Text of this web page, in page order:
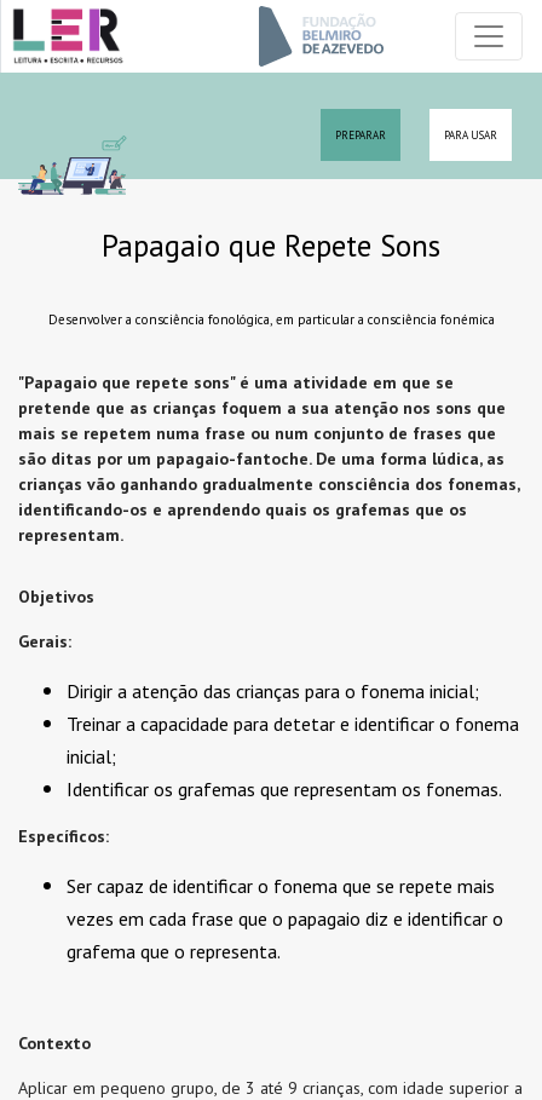
PREPARAR PARA USAR
Papagaio que Repete Sons
Desenvolver a consciência fonológica, em particular a consciência fonémica
"Papagaio que repete sons" é uma atividade em que se
pretende que as crianças foquem a sua atenção nos sons que
mais se repetem numa frase ou num conjunto de frases que
são ditas por um papagaio-fantoche. De uma forma lúdica, as
crianças vão ganhando gradualmente consciência dos fonemas,
identificando-os e aprendendo quais os grafemas que os
representam.
Objetivos
Gerais:
Dirigir a atenção das crianças para o fonema inicial;
Treinar a capacidade para detetar e identificar o fonema
inicial;
Identificar os grafemas que representam os fonemas.
Específicos:
Ser capaz de identificar o fonema que se repete mais
vezes em cada frase que o papagaio diz e identificar o
grafema que o representa.
Contexto
Aplicar em pequeno grupo, de 3 até 9 crianças, com idade superior a